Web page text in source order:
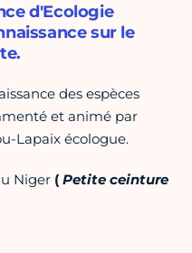
d'Ecologie
sur le
des espèces
et animé par
Lapaix écologue.
Niger ( Petite ceinture